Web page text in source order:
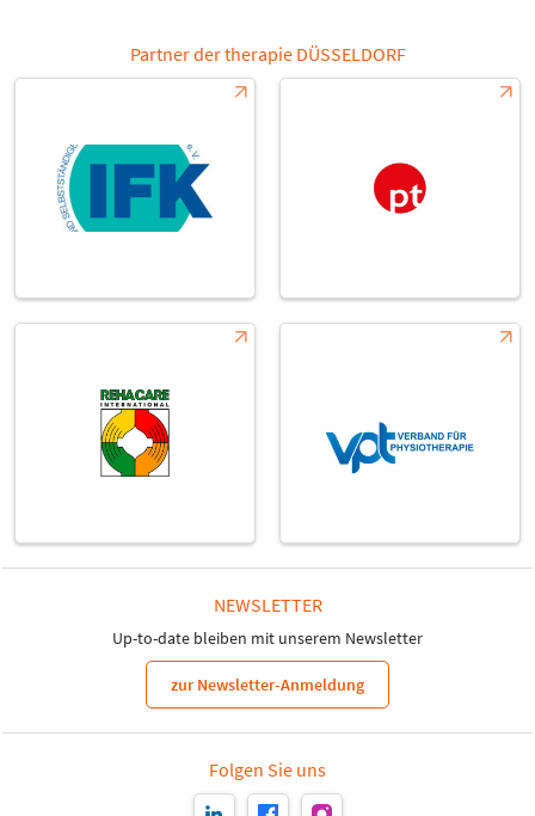
Partner der therapie DÜSSELDORF
NEWSLETTER
Up-to-date bleiben mit unserem Newsletter
zur Newsletter-Anmeldung
Folgen Sie uns